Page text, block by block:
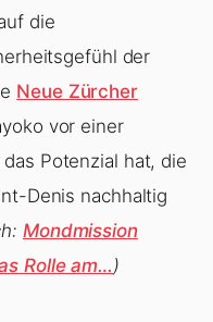
die
der
Neue Zürcher
vor einer
Potenzial hat, die
Denis nachhaltig
Mondmission
Rolle am…)